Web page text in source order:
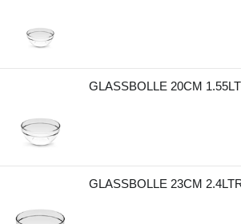
GLASSBOLLE 20CM
GLASSBOLLE 23CM